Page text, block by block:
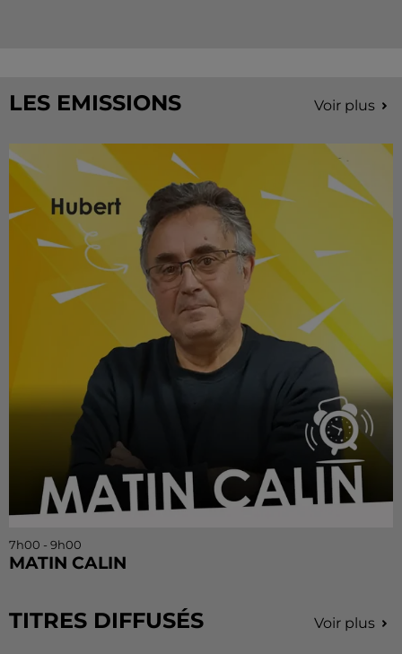
LES EMISSIONS Voir plus
7h00 - 9h00
MATIN CALIN
TITRES DIFFUSÉS Voir plus